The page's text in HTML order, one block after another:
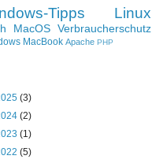
Tipps Linux
MacOS Verbraucherschutz
MacBook Apache PHP
(3)
(2)
(1)
(5)